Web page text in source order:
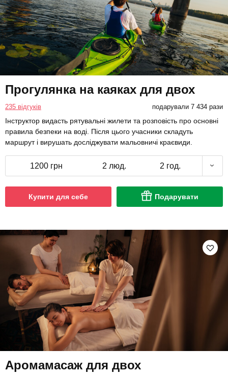
Прогулянка на каяках для двох
235 відгуків подарували 7 434 рази
Інструктор видасть рятувальні жилети та розповість про основні
правила безпеки на воді. Після цього учасники складуть
маршрут і вирушать досліджувати мальовничі краєвиди.
1200 грн 2 люд. 2 год.
Купити для себе Подарувати
Аромамасаж для двох